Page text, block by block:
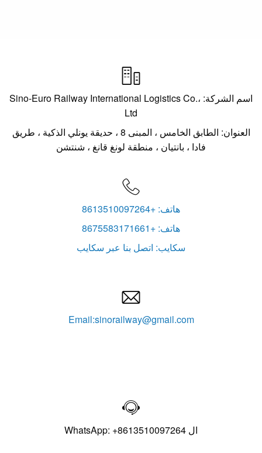

اسم الشركة: Sino-Euro Railway International Logistics Co.،
Ltd
العنوان: الطابق الخامس ، المبنى 8 ، حديقة يونلي الذكية ، طريق
فادا ، بانتيان ، منطقة لونغ قانغ ، شنتشن

هاتف: +8613510097264
هاتف: +8675583171661
سكايب: اتصل بنا عبر سكايب

Email:sinorailway@gmail.com

ال WhatsApp: +8613510097264